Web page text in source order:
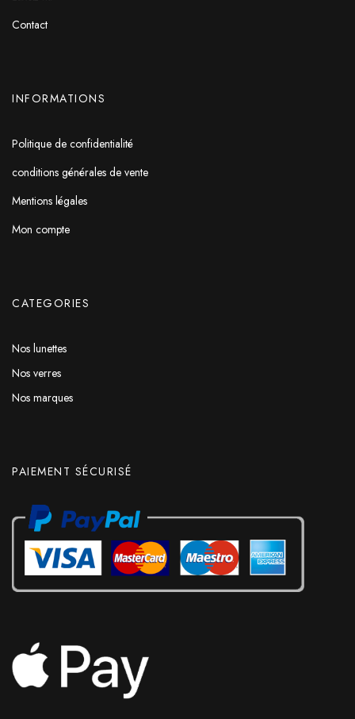
Contact
INFORMATIONS
Politique de confidentialité
conditions générales de vente
Mentions légales
Mon compte
CATEGORIES
Nos lunettes
Nos verres
Nos marques
PAIEMENT SÉCURISÉ